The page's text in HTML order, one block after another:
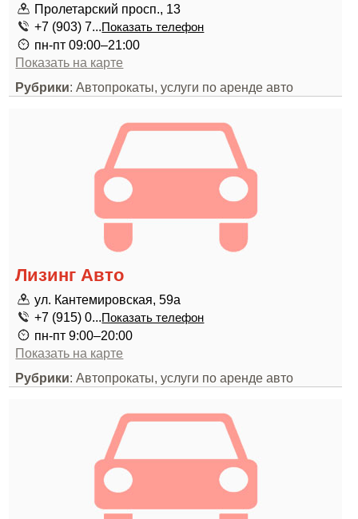
Пролетарский просп., 13
+7 (903) 7...Показать телефон
пн-пт 09:00–21:00
Показать на карте
Рубрики: Автопрокаты, услуги по аренде авто
Лизинг Авто
ул. Кантемировская, 59а
+7 (915) 0...Показать телефон
пн-пт 9:00–20:00
Показать на карте
Рубрики: Автопрокаты, услуги по аренде авто